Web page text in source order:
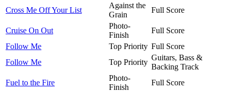
Cross Me Off Your List
Against the
Grain
Full Score
Cruise On Out
Photo-
Finish
Full Score
Follow Me
Top Priority Full Score
Follow Me
Top Priority
Guitars, Bass &
Backing Track
Fuel to the Fire
Photo-
Finish
Full Score